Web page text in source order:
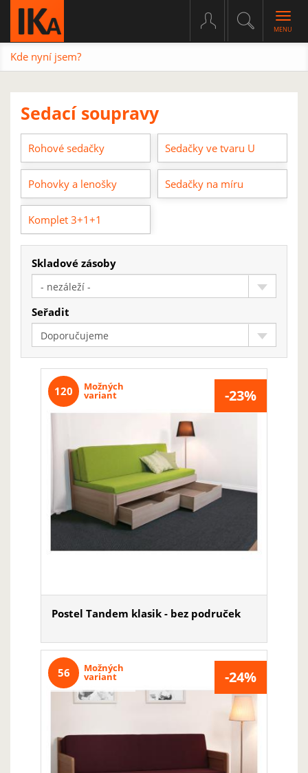
Kde nyní jsem?
Sedací soupravy
Rohové sedačky Sedačky ve tvaru U
Pohovky a lenošky Sedačky na míru
Komplet 3+1+1
Skladové zásoby
- nezáleží -
Seřadit
Doporučujeme
-23%
Možných
variant
120
Postel Tandem klasik - bez područek
-24%
Možných
variant
56